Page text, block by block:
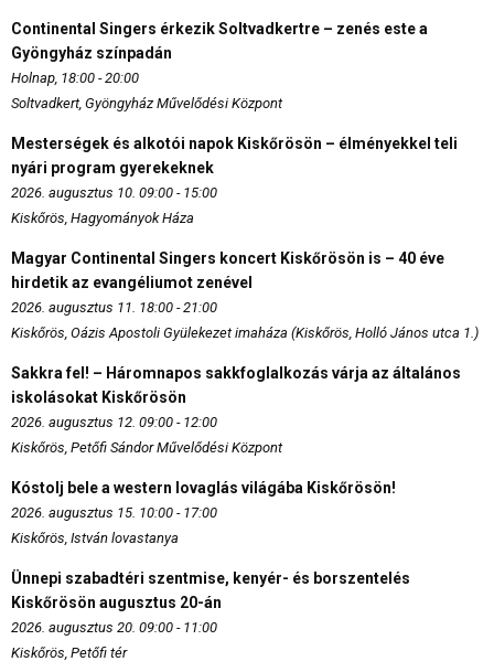
Continental Singers érkezik Soltvadkertre – zenés este a
Gyöngyház színpadán
Holnap, 18:00 - 20:00
Soltvadkert, Gyöngyház Művelődési Központ
Mesterségek és alkotói napok Kiskőrösön – élményekkel teli
nyári program gyerekeknek
2026. augusztus 10. 09:00 - 15:00
Kiskőrös, Hagyományok Háza
Magyar Continental Singers koncert Kiskőrösön is – 40 éve
hirdetik az evangéliumot zenével
2026. augusztus 11. 18:00 - 21:00
Kiskőrös, Oázis Apostoli Gyülekezet imaháza (Kiskőrös, Holló János utca 1.)
Sakkra fel! – Háromnapos sakkfoglalkozás várja az általános
iskolásokat Kiskőrösön
2026. augusztus 12. 09:00 - 12:00
Kiskőrös, Petőfi Sándor Művelődési Központ
Kóstolj bele a western lovaglás világába Kiskőrösön!
2026. augusztus 15. 10:00 - 17:00
Kiskőrös, István lovastanya
Ünnepi szabadtéri szentmise, kenyér- és borszentelés
Kiskőrösön augusztus 20-án
2026. augusztus 20. 09:00 - 11:00
Kiskőrös, Petőfi tér